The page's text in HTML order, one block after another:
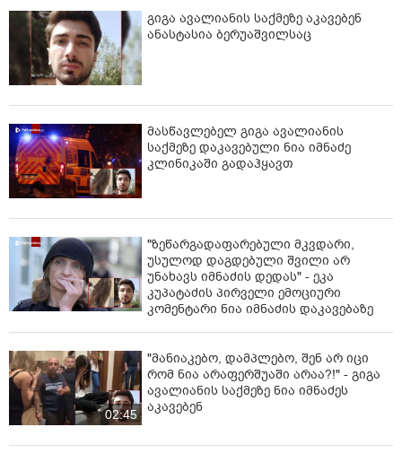
გიგა ავალიანის საქმეზე აკავებენ
ანასტასია ბერუაშვილსაც
მასწავლებელ გიგა ავალიანის
საქმეზე დაკავებული ნია იმნაძე
კლინიკაში გადაჰყავთ
"ზეწარგადაფარებული მკვდარი,
უსულოდ დაგდებული შვილი არ
უნახავს იმნაძის დედას" - ეკა
კუპატაძის პირველი ემოციური
კომენტარი ნია იმნაძის დაკავებაზე
02:45
"მანიაკებო, დამპლებო, შენ არ იცი
რომ ნია არაფერშუაში არაა?!" - გიგა
ავალიანის საქმეზე ნია იმნაძეს
აკავებენ